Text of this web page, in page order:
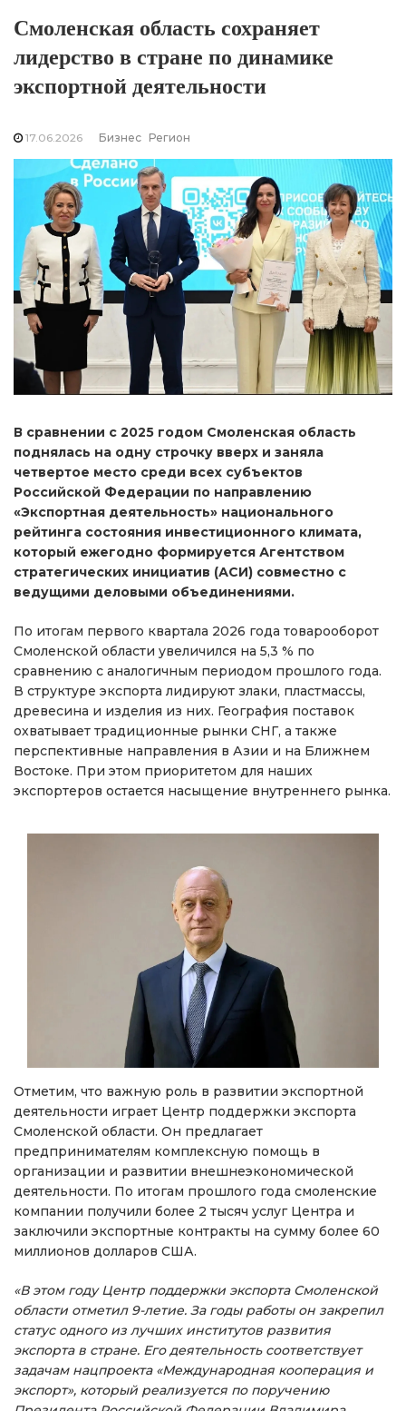
Смоленская область сохраняет
лидерство в стране по динамике
экспортной деятельности
17.06.2026 Бизнес Регион
В сравнении с 2025 годом Смоленская область
поднялась на одну строчку вверх и заняла
четвертое место среди всех субъектов
Российской Федерации по направлению
«Экспортная деятельность» национального
рейтинга состояния инвестиционного климата,
который ежегодно формируется Агентством
стратегических инициатив (АСИ) совместно с
ведущими деловыми объединениями.
По итогам первого квартала 2026 года товарооборот
Смоленской области увеличился на 5,3 % по
сравнению с аналогичным периодом прошлого года.
В структуре экспорта лидируют злаки, пластмассы,
древесина и изделия из них. География поставок
охватывает традиционные рынки СНГ, а также
перспективные направления в Азии и на Ближнем
Востоке. При этом приоритетом для наших
экспортеров остается насыщение внутреннего рынка.
Отметим, что важную роль в развитии экспортной
деятельности играет Центр поддержки экспорта
Смоленской области. Он предлагает
предпринимателям комплексную помощь в
организации и развитии внешнеэкономической
деятельности. По итогам прошлого года смоленские
компании получили более 2 тысяч услуг Центра и
заключили экспортные контракты на сумму более 60
миллионов долларов США.
«В этом году Центр поддержки экспорта Смоленской
области отметил 9-летие. За годы работы он закрепил
статус одного из лучших институтов развития
экспорта в стране. Его деятельность соответствует
задачам нацпроекта «Международная кооперация и
экспорт», который реализуется по поручению